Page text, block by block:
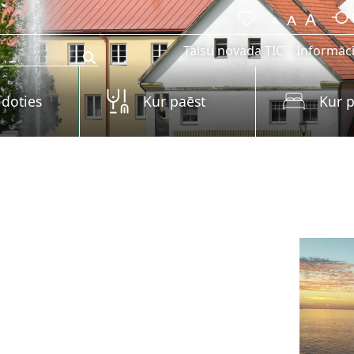
Talsu novada TIC
Kur paēst Kur